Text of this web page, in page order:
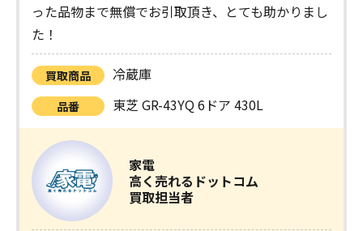
った品物まで無償でお引取頂き、とても助かりまし
た！
買取商品 冷蔵庫
品番 東芝 GR-43YQ 6ドア 430L
家電
高く売れるドットコム
買取担当者